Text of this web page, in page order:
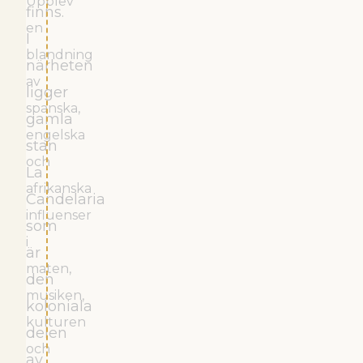
en
blandning
av
spanska,
engelska
och
afrikanska
influenser
i
maten,
musiken,
kulturen
och
finns.
I
närheten
ligger
gamla
stan
La
Candelaria
som
är
den
koloniala
delen